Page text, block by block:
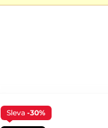
Sleva-30%